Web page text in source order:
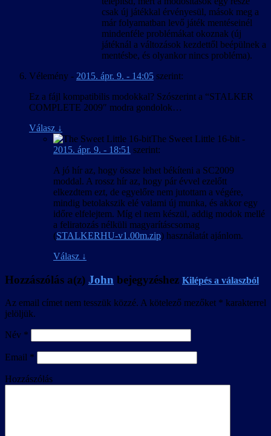
csak új játékkal érvényesül, mások meg a
már folyamatban levő játék mentéseinél
mindenféle problémákat okoznak (új
játéknál a változások kezdettől beépülnek a
mentésbe, és olyankor nincs probléma).
Vélemény - 2015. ápr. 9. - 14:05 szerint:
Ez a fájl kompatibilis modokkal? Szószerint a “STALKER
COMPLETE 2009″ modra gondolok…
Válasz ↓
The Sweet Little 16-bit -
2015. ápr. 9. - 18:51 szerint:
A jó hír az, hogy össze lehet békíteni a SC2009
moddal. A rossz hír az, hogy pár évvel ezelőtt
elkezdtem ezt, de egyelőre nem jutottam a végére,
mindig betolakszik elé valami új munka, és akkor egy
időre elfelejtem. Míg el nem készül, addig modok mellé
a feliratozás nélküli magyarításcsomag
(STALKERHU-v1.00m.zip) használatát ajánlom.
Válasz ↓
Hozzászólás a(z) John bejegyzéshez Kilépés a válaszból
Az email címet nem tesszük közzé. A kötelező mezőket * karakterrel
jelöljük.
Név *
Email *
Hozzászólás